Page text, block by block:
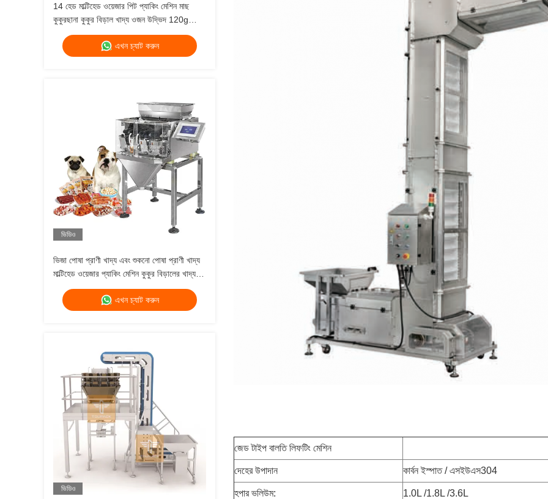
14 হেড মাল্টিহেড ওয়েজার পিট প্যাকিং মেশিন মাছ
কুকুরছানা কুকুর বিড়াল খাদ্য ওজন উদ্ভিদ 120g
240g 400g 1kg জিপলক প্যাকিং মেশিন
এখন চ্যাট করুন
ভিডিও
ভিজা পোষা প্রাণী খাদ্য এবং শুকনো পোষা প্রাণী খাদ্য
মাল্টিহেড ওয়েজার প্যাকিং মেশিন কুকুর বিড়ালের খাদ্য
ওজন 120g 240g 400g 1kg ব্যাগ প্যাকিং মেশিন
এখন চ্যাট করুন
ভিডিও
জেড টাইপ বালতি লিফটিং মেশিন
দেহের উপাদান কার্বন ইস্পাত / এসইউএস304
হপার ভলিউম: 1.0L /1.8L /3.6L